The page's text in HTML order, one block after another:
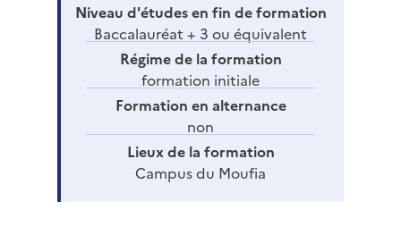
Niveau d'études en fin de formation
Baccalauréat + 3 ou équivalent
Régime de la formation
formation initiale
Formation en alternance
non
Lieux de la formation
Campus du Moufia